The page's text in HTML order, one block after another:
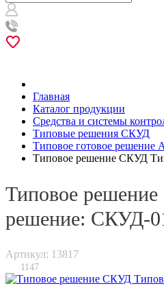
Главная
Каталог продукции
Средства и системы
Типовые решения СКУД
Типовое готовое
Типовое решение СКУД
Типовое
решение: СКУД-
Артикул: 13817
1147